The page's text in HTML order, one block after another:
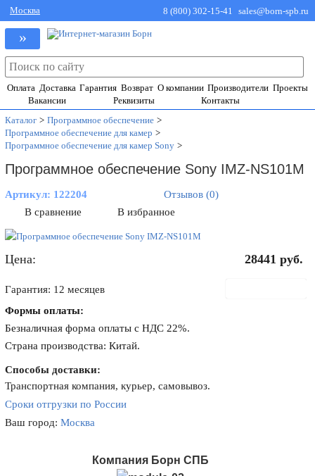
Москва 8 (800) 302-15-41 sales@born-spb.ru
»
Оплата Доставка Гарантия Возврат О компании Производители Проекты
Вакансии
Реквизиты
Контакты
Каталог > Программное обеспечение >
Программное обеспечение для камер >
Программное обеспечение для камер Sony >
Программное обеспечение Sony IMZ-NS101M
Артикул: 122204
Отзывов (0)
В сравнение
В избранное
Цена: 28441 руб.
Гарантия: 12 месяцев
Формы оплаты:
Безналичная форма оплаты с НДС 22%.
Страна производства: Китай.
Способы доставки:
Транспортная компания, курьер, самовывоз.
Сроки отгрузки по России
Ваш город:Москва
Компания Борн СПБ